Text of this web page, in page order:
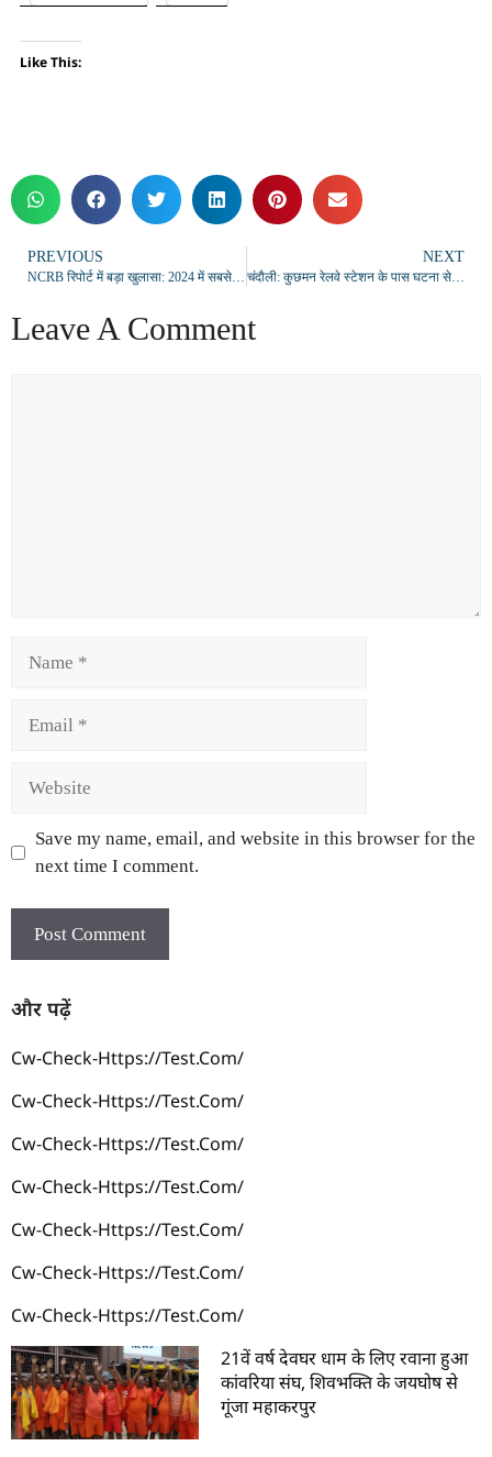
Like This:
PREVIOUS
NCRB रिपोर्ट में बड़ा खुलासा: 2024 में सबसे ज्यादा दिहाड़ी मजदूरों ने की आत्महत्या
NEXT
चंदौली: कुछमन रेलवे स्टेशन के पास घटना से सनसनी, सीओ पीडीडीयू नगर बोले- हर पहलू की हो रही जांच
Leave A Comment
Save my name, email, and website in this browser for the
next time I comment.
और पढ़ें
Cw-Check-Https://test.com/
Cw-Check-Https://test.com/
Cw-Check-Https://test.com/
Cw-Check-Https://test.com/
Cw-Check-Https://test.com/
Cw-Check-Https://test.com/
Cw-Check-Https://test.com/
21वें वर्ष देवघर धाम के लिए रवाना हुआ
कांवरिया संघ, शिवभक्ति के जयघोष से
गूंजा महाकरपुर